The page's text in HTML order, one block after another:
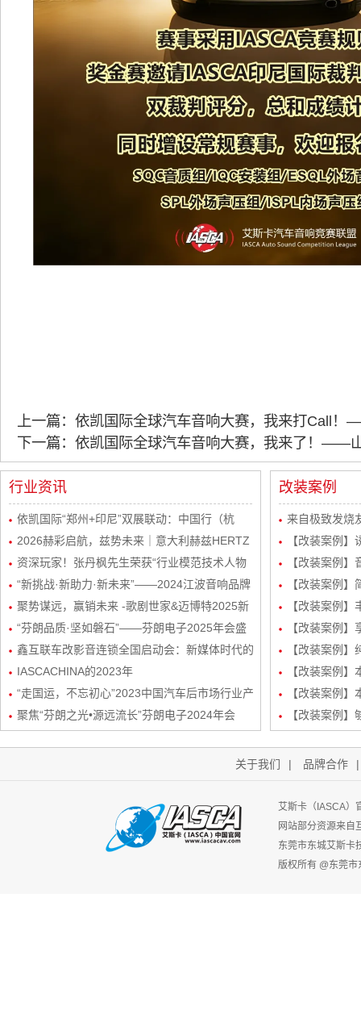
上一篇：依凯国际全球汽车音响大赛，我来打Call
下一篇：依凯国际全球汽车音响大赛，我来了！——
行业资讯
依凯国际“郑州+印尼”双展联动：中国行（杭
州）感恩宴圆满举行
2026赫彩启航，兹势未来｜意大利赫兹HERTZ
新品发布会暨市场运营规划会议圆满举行
资深玩家！张丹枫先生荣获“行业模范技术人物
奖”
“新挑战·新助力·新未来”——2024江波音响品牌
经销商会议盛大举行！
聚势谋远，赢销未来 -歌剧世家&迈博特2025新
起势经销商会议圆满成功！
“芬朗品质·坚如磐石”——芬朗电子2025年会盛
况，共绘汽车音响改装新蓝图
鑫互联车改影音连锁全国启动会：新媒体时代的
创新矩阵与玩法
IASCACHINA的2023年
“走国运，不忘初心”2023中国汽车后市场行业产
业生态发展峰会-艾斯卡（IASCA）中国谢福秋
聚焦“芬朗之光•源远流长”芬朗电子2024年会
改装案例
来自极致发烧
波站终极音
【改装案例
自达8升级
【改装案例
级丹拿232
【改装案例
品曼斯特
【改装案例
路DSP处理器
【改装案例
三分频
【改装案例
装
【改装案例
频/6路DSP处
【改装案例
路DSP处理器
【改装案例
关于我们 | 品牌合作
艾斯卡（IASCA）
网站部分资源来自
东莞市东城艾斯卡
版权所有 @东莞